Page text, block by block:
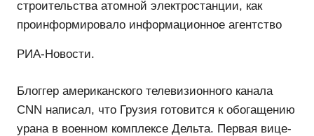
строительства атомной электростанции, как
проинформировало информационное агентство
РИА-Новости.
Блоггер американского телевизионного канала
CNN написал, что Грузия готовится к обогащению
урана в военном комплексе Дельта. Первая вице-